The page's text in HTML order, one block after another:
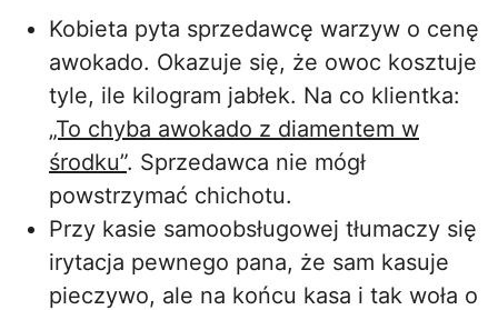
Kobieta pyta sprzedawcę warzyw o cenę
awokado. Okazuje się, że owoc kosztuje
tyle, ile kilogram jabłek. Na co klientka:
„To chyba awokado z diamentem w
środku”. Sprzedawca nie mógł
powstrzymać chichotu.
Przy kasie samoobsługowej tłumaczy się
irytacja pewnego pana, że sam kasuje
pieczywo, ale na końcu kasa i tak woła o